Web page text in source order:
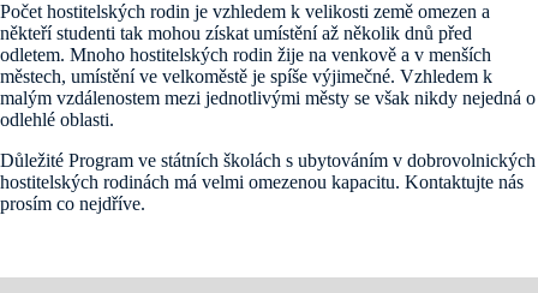
Počet hostitelských rodin je vzhledem k velikosti země omezen a
někteří studenti tak mohou získat umístění až několik dnů před
odletem. Mnoho hostitelských rodin žije na venkově a v menších
městech, umístění ve velkoměstě je spíše výjimečné. Vzhledem k
malým vzdálenostem mezi jednotlivými městy se však nikdy nejedná o
odlehlé oblasti.
Důležité Program ve státních školách s ubytováním v dobrovolnických
hostitelských rodinách má velmi omezenou kapacitu. Kontaktujte nás
prosím co nejdříve.